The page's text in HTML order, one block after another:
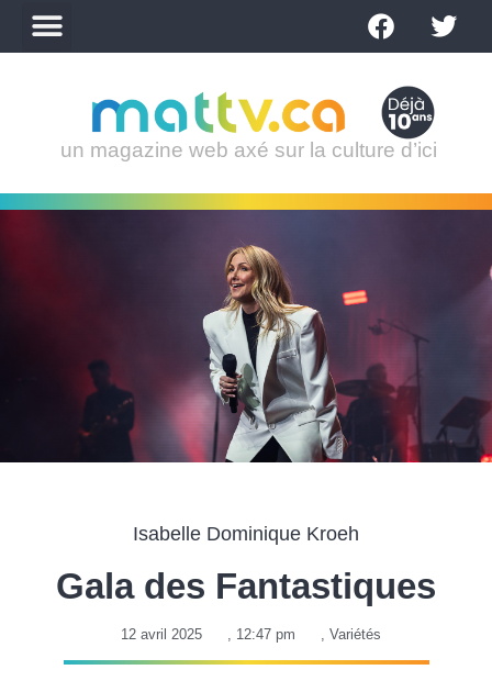
un magazine web axé sur la culture d’ici
Isabelle Dominique Kroeh
Gala des Fantastiques
12 avril 2025 , 12:47 pm , Variétés